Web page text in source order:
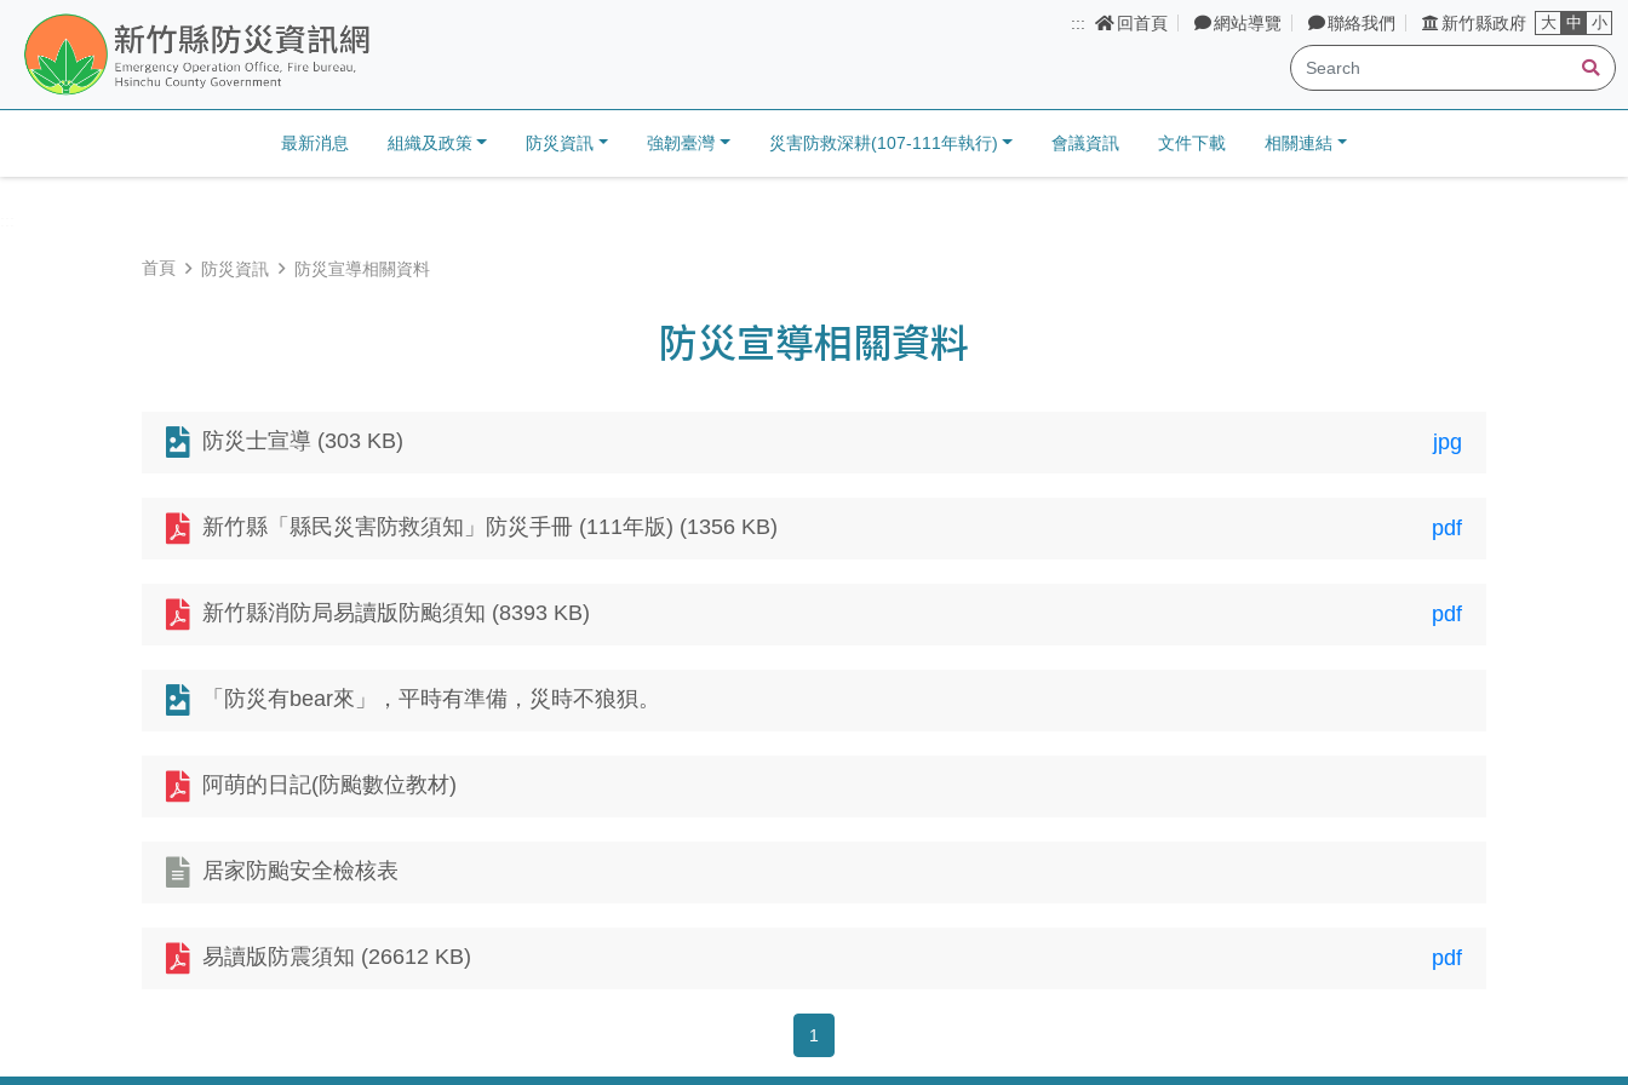
跳到主要內容
::: 回首頁 網站導覽 聯絡我們 新竹縣政府 大 中 小
搜
最新消息 組織及政策 防災資訊 強韌臺灣 災害防救深耕(107-111年執行) 會議資訊 文件下載 相關連結
首頁 防災資訊 防災宣導相關資料
防災宣導相關資料
防災士宣導 (303 KB) jpg
新竹縣「縣民災害防救須知」防災手冊 (111年版) (1356 KB) pdf
新竹縣消防局易讀版防颱須知 (8393 KB) pdf
「防災有bear來」，平時有準備，災時不狼狽。
阿萌的日記(防颱數位教材)
居家防颱安全檢核表
易讀版防震須知 (26612 KB) pdf
1